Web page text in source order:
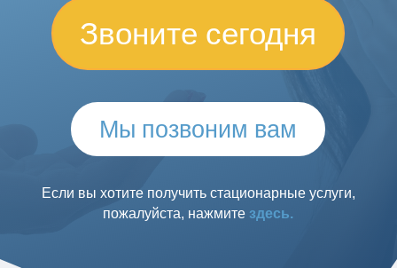
Звоните сегодня
Мы позвоним вам
Если вы хотите получить стационарные услуги,
пожалуйста, нажмите здесь.